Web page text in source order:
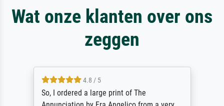
Wat onze klanten over ons
zeggen
4.8 / 5
So, I ordered a large print of The